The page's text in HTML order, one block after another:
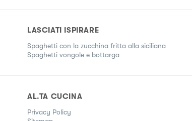
LASCIATI ISPIRARE
Spaghetti con la zucchina fritta alla siciliana
Spaghetti vongole e bottarga
AL.TA CUCINA
Privacy Policy